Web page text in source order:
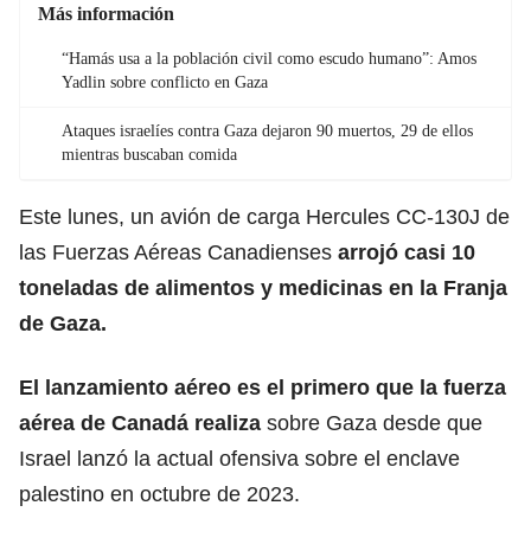
Más información
“Hamás usa a la población civil como escudo humano”: Amos
Yadlin sobre conflicto en Gaza
Ataques israelíes contra Gaza dejaron 90 muertos, 29 de ellos
mientras buscaban comida
Este lunes, un avión de carga Hercules CC-130J de
las Fuerzas Aéreas Canadienses arrojó casi 10
toneladas de alimentos y medicinas en la Franja
de Gaza.
El lanzamiento aéreo es el primero que la fuerza
aérea de Canadá realiza sobre Gaza desde que
Israel lanzó la actual ofensiva sobre el enclave
palestino en octubre de 2023.